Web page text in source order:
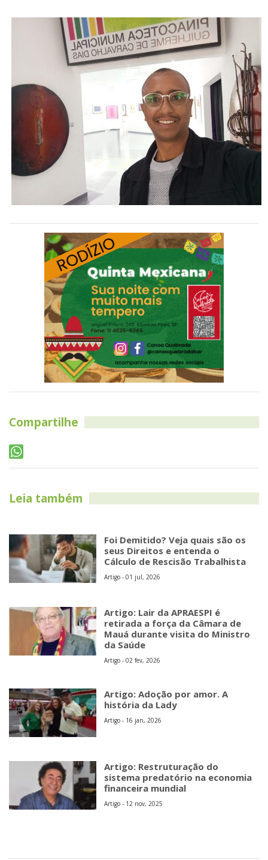
Compartilhe
Leia também
Foi Demitido? Veja quais são os
seus Direitos e entenda o
Cálculo de Rescisão Trabalhista
Artigo - 01 jul, 2026
Artigo: Lair da APRAESPI é
retirada a força da Câmara de
Mauá durante visita do Ministro
da Saúde
Artigo - 02 fev, 2026
Artigo: Adoção por amor. A
história da Lady
Artigo - 16 jan, 2026
Artigo: Restruturação do
sistema predatório na economia
financeira mundial
Artigo - 12 nov, 2025